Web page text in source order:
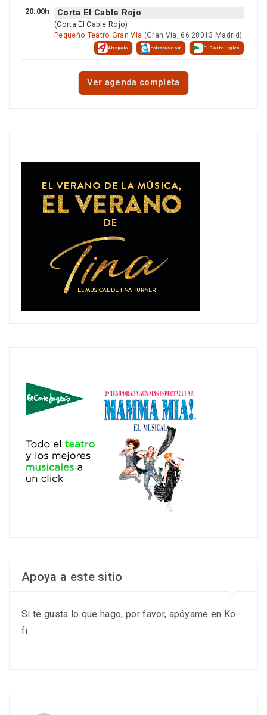
20:00h Corta El Cable Rojo
(Corta El Cable Rojo)
Pequeño Teatro Gran Vía (Gran Vía, 66 28013 Madrid)
Atrápalo entradas.com El Corte Inglés
Ver agenda completa
Apoya a este sitio
Si te gusta lo que hago, por favor, apóyame en Ko-
fi